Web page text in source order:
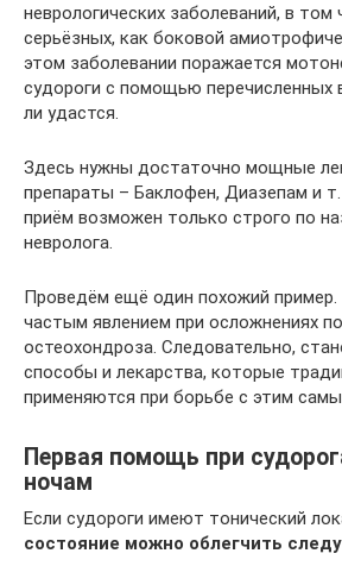
неврологических заболеваний, в том
серьёзных, как боковой
этом заболевании поражается
судороги с помощью
ли удастся.
Здесь нужны достаточно мощные
препараты – Баклофен, Диазепам и
приём возможен только строго по
невролога.
Проведём ещё один похожий пример.
частым явлением при осложнениях
остеохондроза. Следовательно,
способы и лекарства, которые
применяются при борьбе с этим
Первая помощь при
ночам
Если судороги имеют тонический
состояние можно облегчить